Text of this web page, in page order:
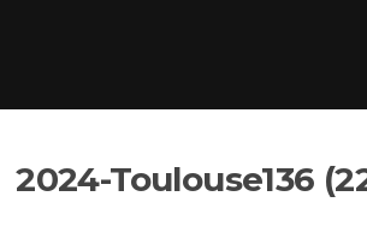
2024-Toulouse136